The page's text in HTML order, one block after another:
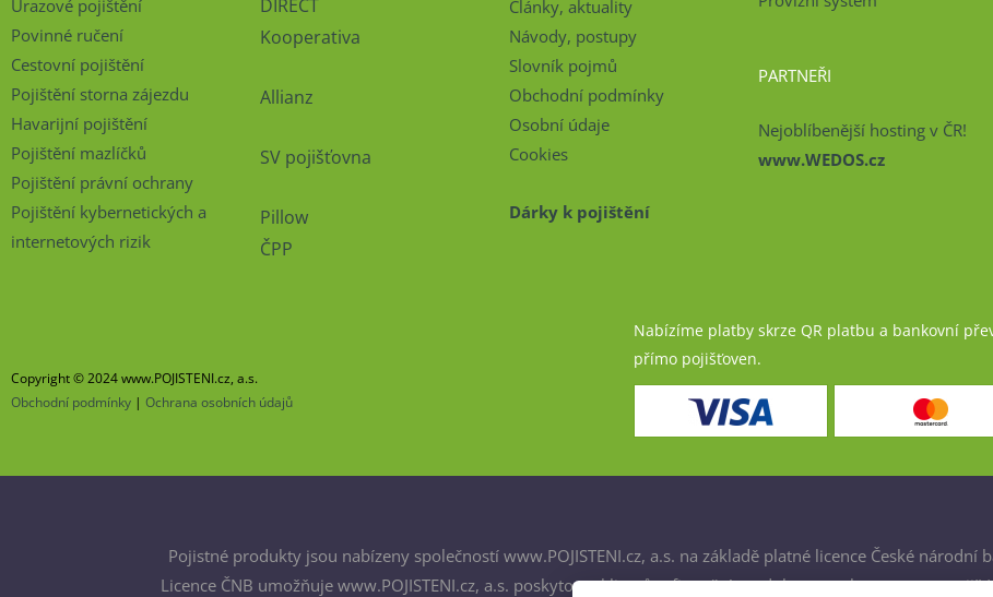
Úrazové pojištění
Povinné ručení
Cestovní pojištění
Pojištění storna zájezdu
Havarijní pojištění
Pojištění mazlíčků
Pojištění právní ochrany
Pojištění kybernetických a
internetových rizik
DIRECT
Kooperativa
Allianz
SV pojišťovna
Pillow
ČPP
Články, aktuality
Návody, postupy
Slovník pojmů
Obchodní podmínky
Osobní údaje
Cookies
Dárky k pojištění
PARTNEŘI
Nejoblíbenější hosting v ČR!
www.WEDOS.cz
Copyright © 2024 www.POJISTENI.cz, a.s.
Obchodní podmínky | Ochrana osobních údajů
Nabízíme platby skrze QR platbu a bankovní
přímo pojišťoven.
Pojistné produkty jsou nabízeny společností www.POJISTENI.cz, a.s. na základě platné licence České národní
Licence ČNB umožňuje www.POJISTENI.cz, a.s. poskytovat klientům finanční produkty a spolupracovat s